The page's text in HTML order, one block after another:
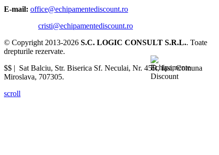
E-mail: office@echipamentediscount.ro
cristi@echipamentediscount.ro
© Copyright 2013-2026 S.C. LOGIC CONSULT S.R.L.. Toate
drepturile rezervate.
$$ | Sat Balciu, Str. Biserica Sf. Neculai, Nr. 45R,Iasi,Comuna
Miroslava, 707305.
scroll